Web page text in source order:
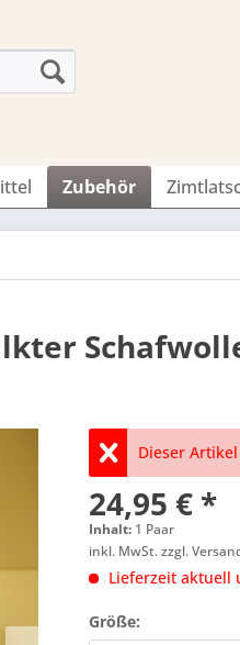
Zubehör
Dieser
24,95 € *
Inhalt: 1 Paar
inkl. MwSt.zzgl.
Lieferzeit aktuell
Größe: